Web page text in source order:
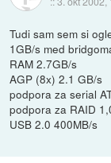
Tudi sam sem si
1GB/s med
RAM 2.7GB/s
AGP (8x) 2.1 GB/s
podpora za serial
podpora za RAID
USB 2.0 400MB/s